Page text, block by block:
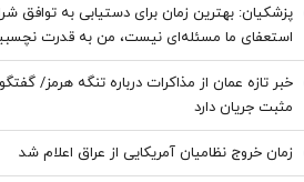
پزشکیان‌: بهترین زمان برای دستیابی به توافق
استعفای ما مسئله‌ای نیست، من به قدرت
همیشه که نمی‌توان جنگید | برنامه این بود که
مرزی ما حمله شود
خبر تازه عمان از مذاکرات درباره تنگه هرمز/
مثبت جریان دارد
زمان خروج نظامیان آمریکایی از عراق اعلام شد